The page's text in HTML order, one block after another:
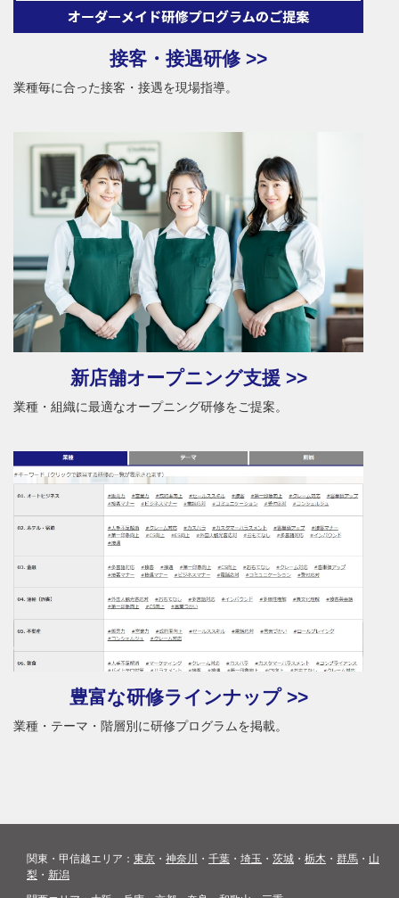
接客・接遇研修 >>
業種毎に合った接客・接遇を現場指導。
新店舗オープニング支援 >>
業種・組織に最適なオープニング研修をご提案。
豊富な研修ラインナップ >>
業種・テーマ・階層別に研修プログラムを掲載。
関東・甲信越エリア： 東京 ・ 神奈川 ・ 千葉 ・ 埼玉 ・ 茨城 ・ 栃木 ・ 群馬 ・ 山
梨 ・ 新潟